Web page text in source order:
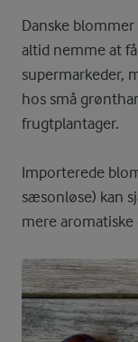
Danske
altid nemme at
supermarkeder,
hos små
frugtplantager.
Importerede
sæsonløse) kan
mere aromatiske